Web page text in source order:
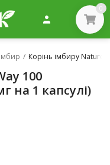
0
Імбир / Корінь імбиру Nature's
100
на 1 капсулі)